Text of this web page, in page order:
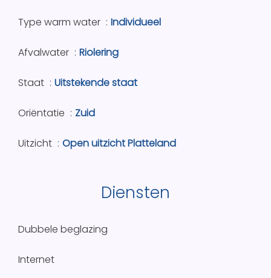
Type warm water Individueel
Afvalwater Riolering
Staat Uitstekende staat
Oriëntatie Zuid
Uitzicht Open uitzicht Platteland
Diensten
Dubbele beglazing
Internet